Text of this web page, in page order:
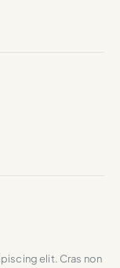
elit. Cras non